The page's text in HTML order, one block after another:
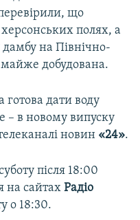
що
полях, а
на Північно-
добудована.
готова дати воду
– в новому випуску
новин «24».
після 18:00
на сайтах Радіо
о 18:30.